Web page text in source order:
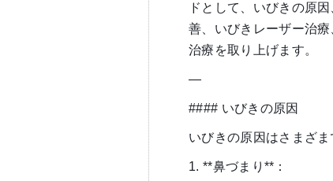
ドとして、いびきの原
善、いびきレーザー治
治療を取り上げます。
—
#### いびきの原因
いびきの原因はさまざ
1. **鼻づまり**：